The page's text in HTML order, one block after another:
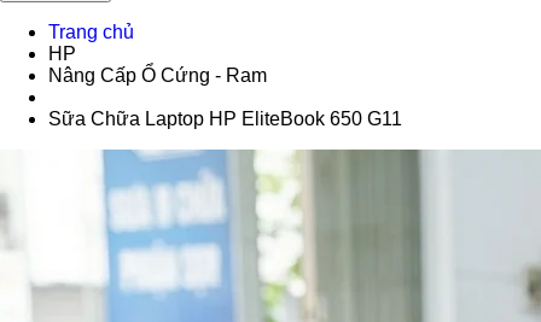
Trang chủ
HP
Nâng Cấp Ổ Cứng - Ram
Sữa Chữa Laptop HP EliteBook 650 G11